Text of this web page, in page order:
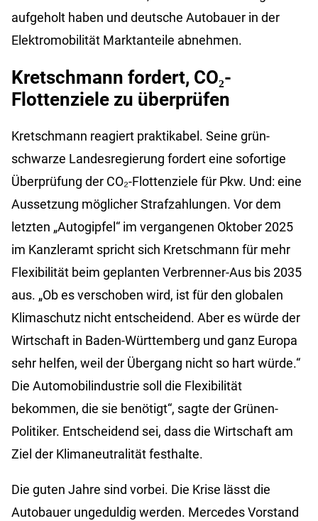
aufgeholt haben und deutsche Autobauer in der
Elektromobilität Marktanteile abnehmen.
Kretschmann fordert, CO₂-
Flottenziele zu überprüfen
Kretschmann reagiert praktikabel. Seine grün-
schwarze Landesregierung fordert eine sofortige
Überprüfung der CO₂-Flottenziele für Pkw. Und: eine
Aussetzung möglicher Strafzahlungen. Vor dem
letzten „Autogipfel“ im vergangenen Oktober 2025
im Kanzleramt spricht sich Kretschmann für mehr
Flexibilität beim geplanten Verbrenner-Aus bis 2035
aus. „Ob es verschoben wird, ist für den globalen
Klimaschutz nicht entscheidend. Aber es würde der
Wirtschaft in Baden-Württemberg und ganz Europa
sehr helfen, weil der Übergang nicht so hart würde.“
Die Automobilindustrie soll die Flexibilität
bekommen, die sie benötigt“, sagte der Grünen-
Politiker. Entscheidend sei, dass die Wirtschaft am
Ziel der Klimaneutralität festhalte.
Die guten Jahre sind vorbei. Die Krise lässt die
Autobauer ungeduldig werden. Mercedes Vorstand